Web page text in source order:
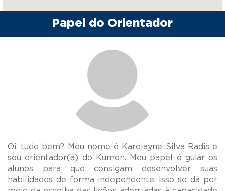
Papel do Orientador
Oi, tudo bem? Meu nome é Karolayne Silva Radis e
sou orientador(a) do Kumon. Meu papel é guiar os
alunos para que consigam desenvolver suas
habilidades de forma independente. Isso se dá por